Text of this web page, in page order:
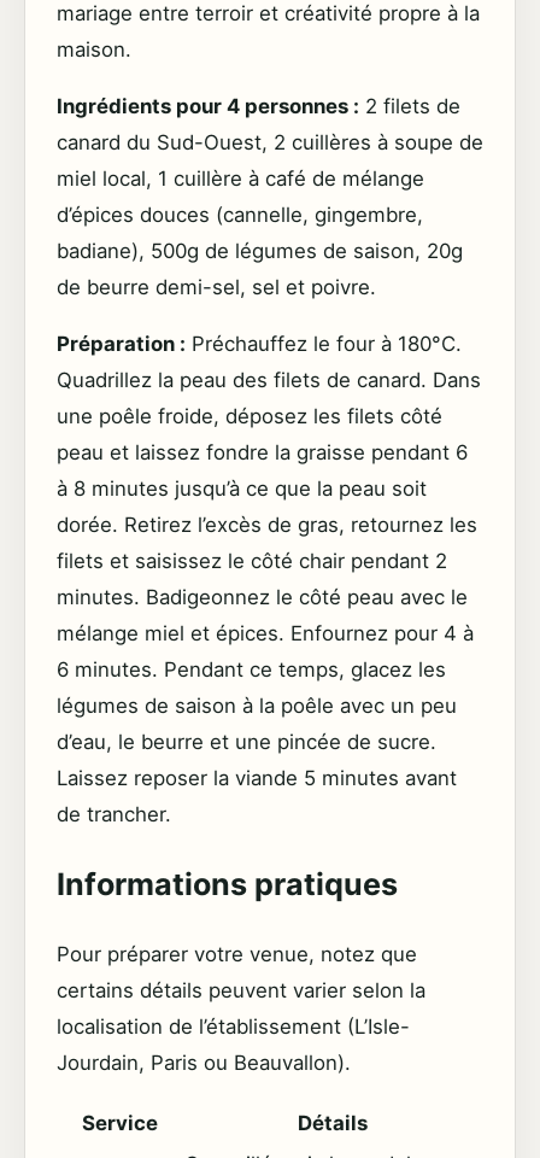
mariage entre terroir et créativité propre à la
maison.
Ingrédients pour 4 personnes : 2 filets de
canard du Sud-Ouest, 2 cuillères à soupe de
miel local, 1 cuillère à café de mélange
d’épices douces (cannelle, gingembre,
badiane), 500g de légumes de saison, 20g
de beurre demi-sel, sel et poivre.
Préparation : Préchauffez le four à 180°C.
Quadrillez la peau des filets de canard. Dans
une poêle froide, déposez les filets côté
peau et laissez fondre la graisse pendant 6
à 8 minutes jusqu’à ce que la peau soit
dorée. Retirez l’excès de gras, retournez les
filets et saisissez le côté chair pendant 2
minutes. Badigeonnez le côté peau avec le
mélange miel et épices. Enfournez pour 4 à
6 minutes. Pendant ce temps, glacez les
légumes de saison à la poêle avec un peu
d’eau, le beurre et une pincée de sucre.
Laissez reposer la viande 5 minutes avant
de trancher.
Informations pratiques
Pour préparer votre venue, notez que
certains détails peuvent varier selon la
localisation de l’établissement (L’Isle-
Jourdain, Paris ou Beauvallon).
Service
Détails